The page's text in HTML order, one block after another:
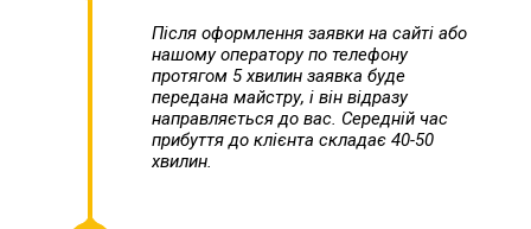
Після оформлення заявки на сайті або
нашому оператору по телефону
протягом 5 хвилин заявка буде
передана майстру, і він відразу
направляється до вас. Середній час
прибуття до клієнта складає 40-50
хвилин.